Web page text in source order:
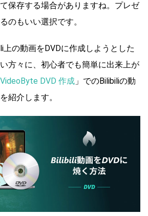
保存する場合がありますね。プレゼ
のもいい選択です。
上の動画をDVDに作成しようとした
方々に、初心者でも簡単に出来上が
VideoByte DVD 作成 」でのBilibiliの動
紹介します。